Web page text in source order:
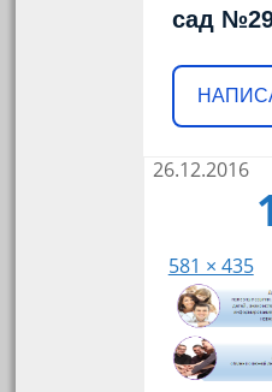
сад
26.12.2016
581 × 435